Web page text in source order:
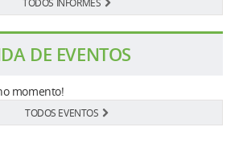
DE EVENTOS
momento!
TODOS EVENTOS